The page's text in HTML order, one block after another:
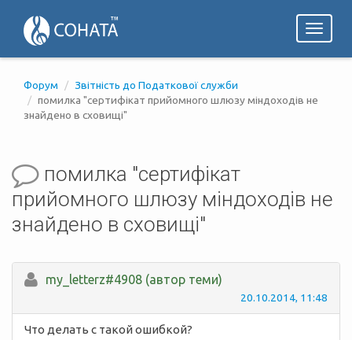
Toggle
Форум
Звітність до Податкової служби
помилка "сертифікат прийомного шлюзу міндоходів не
знайдено в сховищі"
помилка "сертифікат
прийомного шлюзу міндоходів не
знайдено в сховищі"
my_letterz#4908 (автор теми)
20.10.2014, 11:48
Что делать с такой ошибкой?